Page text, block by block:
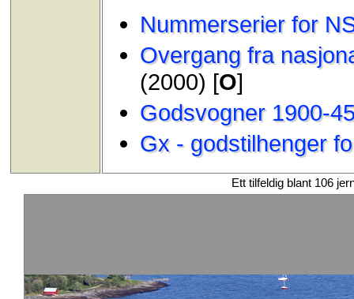
Nummerserier for
Overgang fra
(2000) [O]
Godsvogner 1900-
Gx - godstilhenger
Ett tilfeldig blant 106